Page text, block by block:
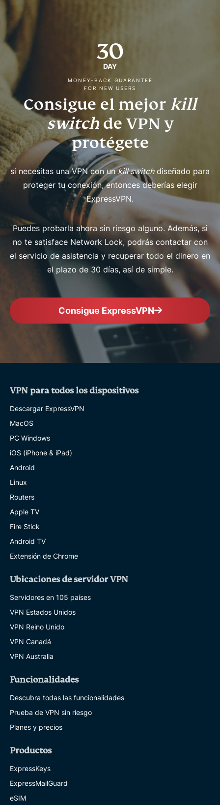
30
DAY
MONEY-BACK GUARANTEE
FOR NEW USERS
Consigue el mejor kill
switchde VPN y
protégete
si necesitas una VPN con unkill switchdiseñado para
proteger tu conexión, entonces deberías elegir
ExpressVPN.
Puedes probarla ahora sin riesgo alguno. Además, si
no te satisface Network Lock, podrás contactar con
el servicio de asistencia y recuperar todo el dinero en
el plazo de 30 días, así de simple.
Consigue ExpressVPN
VPN para todos los dispositivos
Descargar ExpressVPN
MacOS
PC Windows
iOS (iPhone & iPad)
Android
Linux
Routers
Apple TV
Fire Stick
Android TV
Extensión de Chrome
Ubicaciones de servidor VPN
Servidores en 105 países
VPN Estados Unidos
VPN Reino Unido
VPN Canadá
VPN Australia
Funcionalidades
Descubra todas las funcionalidades
Prueba de VPN sin riesgo
Planes y precios
Productos
ExpressKeys
ExpressMailGuard
eSIM